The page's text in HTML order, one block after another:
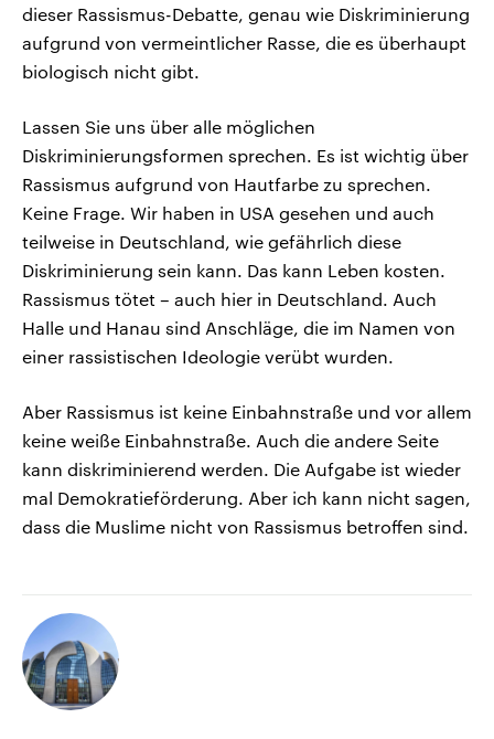
dieser Rassismus-Debatte, genau wie Diskriminierung
aufgrund von vermeintlicher Rasse, die es überhaupt
biologisch nicht gibt.
Lassen Sie uns über alle möglichen
Diskriminierungsformen sprechen. Es ist wichtig über
Rassismus aufgrund von Hautfarbe zu sprechen.
Keine Frage. Wir haben in USA gesehen und auch
teilweise in Deutschland, wie gefährlich diese
Diskriminierung sein kann. Das kann Leben kosten.
Rassismus tötet – auch hier in Deutschland. Auch
Halle und Hanau sind Anschläge, die im Namen von
einer rassistischen Ideologie verübt wurden.
Aber Rassismus ist keine Einbahnstraße und vor allem
keine weiße Einbahnstraße. Auch die andere Seite
kann diskriminierend werden. Die Aufgabe ist wieder
mal Demokratieförderung. Aber ich kann nicht sagen,
dass die Muslime nicht von Rassismus betroffen sind.